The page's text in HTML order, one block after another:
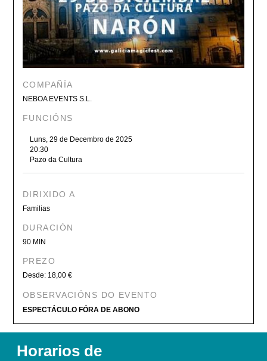
COMPAÑÍA
NEBOA EVENTS S.L.
FUNCIÓNS
Luns, 29 de Decembro de 2025
20:30
Pazo da Cultura
DIRIXIDO A
Familias
DURACIÓN
90 MIN
PREZO
Desde: 18,00 €
OBSERVACIÓNS DO EVENTO
ESPECTÁCULO FÓRA DE ABONO
Horarios de